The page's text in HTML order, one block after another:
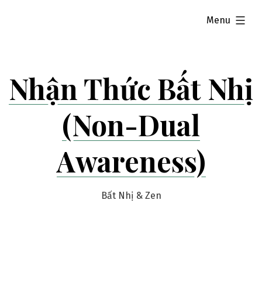
Nhận Thức Bất Nhị
(Non-Dual
Awareness)
Bất Nhị & Zen
Menu
expanded